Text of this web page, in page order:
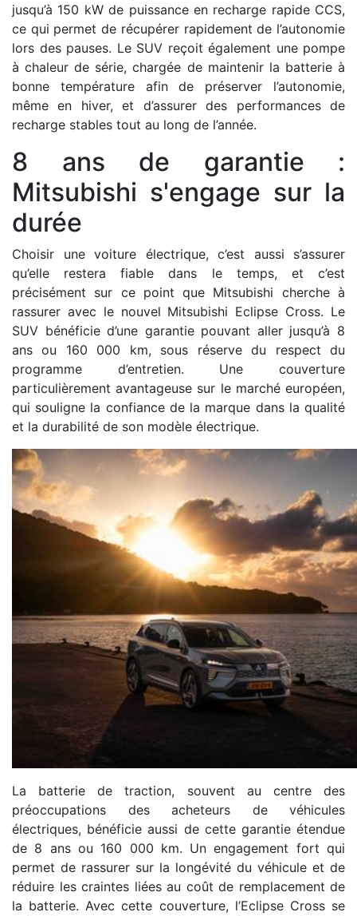
jusqu’à 150 kW de puissance en recharge rapide CCS,
ce qui permet de récupérer rapidement de l’autonomie
lors des pauses. Le SUV reçoit également une pompe
à chaleur de série, chargée de maintenir la batterie à
bonne température afin de préserver l’autonomie,
même en hiver, et d’assurer des performances de
recharge stables tout au long de l’année.
8 ans de garantie :
Mitsubishi s'engage sur la
durée
Choisir une voiture électrique, c’est aussi s’assurer
qu’elle restera fiable dans le temps, et c’est
précisément sur ce point que Mitsubishi cherche à
rassurer avec le nouvel Mitsubishi Eclipse Cross. Le
SUV bénéficie d’une garantie pouvant aller jusqu’à 8
ans ou 160 000 km, sous réserve du respect du
programme d’entretien. Une couverture
particulièrement avantageuse sur le marché européen,
qui souligne la confiance de la marque dans la qualité
et la durabilité de son modèle électrique.
La batterie de traction, souvent au centre des
préoccupations des acheteurs de véhicules
électriques, bénéficie aussi de cette garantie étendue
de 8 ans ou 160 000 km. Un engagement fort qui
permet de rassurer sur la longévité du véhicule et de
réduire les craintes liées au coût de remplacement de
la batterie. Avec cette couverture, l’Eclipse Cross se